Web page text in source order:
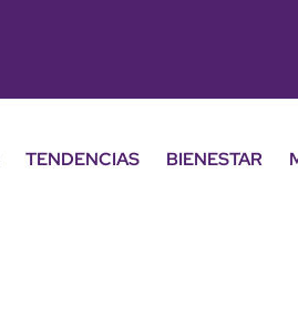
TENDENCIAS BIENESTAR